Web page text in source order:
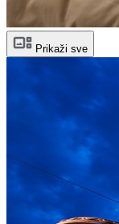
Prikaži sve